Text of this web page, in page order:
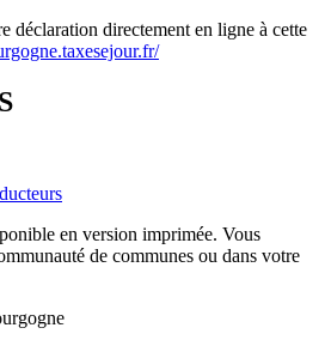
déclaration directement en ligne à cette
en version imprimée. Vous
de communes ou dans votre